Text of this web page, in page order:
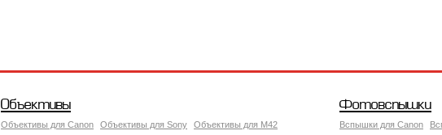
Объективы
Объективы для Canon Объективы для Sony
Объективы для M42
Фотовспышки
Вспышки для Canon